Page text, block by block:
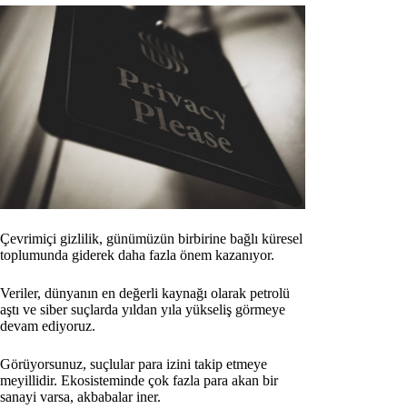
Çevrimiçi gizlilik, günümüzün birbirine bağlı küresel
toplumunda giderek daha fazla önem kazanıyor.
Veriler, dünyanın en değerli kaynağı olarak petrolü
aştı ve siber suçlarda yıldan yıla yükseliş görmeye
devam ediyoruz.
Görüyorsunuz, suçlular para izini takip etmeye
meyillidir. Ekosisteminde çok fazla para akan bir
sanayi varsa, akbabalar iner.